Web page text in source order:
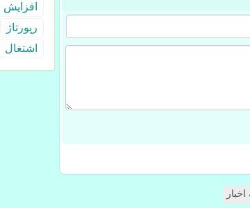
افزایش
رپورتاژ
اشتغال